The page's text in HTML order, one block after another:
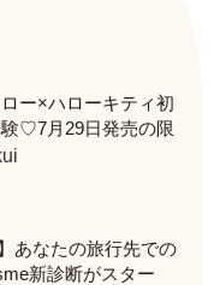
の新診断がスター
ー×ハローキティ初
♡7月29日発売の限
レポ！
あなたの旅行先での
新診断がスター